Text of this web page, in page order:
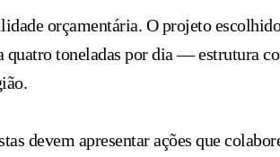
orçamentária. O projeto
quatro toneladas por dia — estrutura
devem apresentar ações que